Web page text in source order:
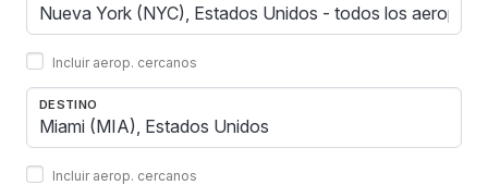
Incluir aerop. cercanos
DESTINO
Incluir aerop. cercanos